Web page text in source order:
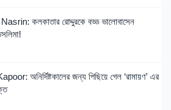
কলকাতার রোদ্দুরকে বড্ড ভালোবাসেন
অনির্দিষ্টকালের জন্য পিছিয়ে গেল ‘রামায়ণ’ এর